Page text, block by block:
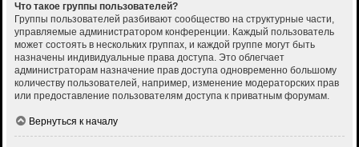
Что такое группы пользователей?
Группы пользователей разбивают сообщество на структурные части,
управляемые администратором конференции. Каждый пользователь
может состоять в нескольких группах, и каждой группе могут быть
назначены индивидуальные права доступа. Это облегчает
администраторам назначение прав доступа одновременно большому
количеству пользователей, например, изменение модераторских прав
или предоставление пользователям доступа к приватным форумам.
Вернуться к началу